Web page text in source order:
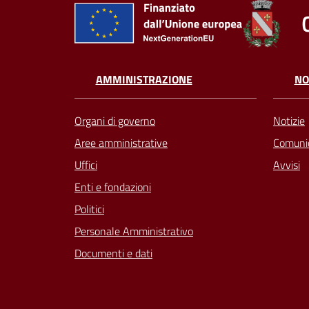
AMMINISTRAZIONE
Organi di governo
Aree amministrative
Uffici
Enti e fondazioni
Politici
Personale Amministrativo
Documenti e dati
Notizie
Avvisi